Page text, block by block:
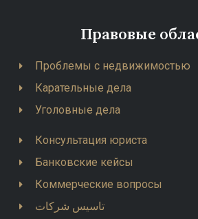
Правовые
Проблемы с недвижимостью
Карательные дела
Уголовные дела
Консультация юриста
Банковские кейсы
Коммерческие вопросы
تاسيس شركات